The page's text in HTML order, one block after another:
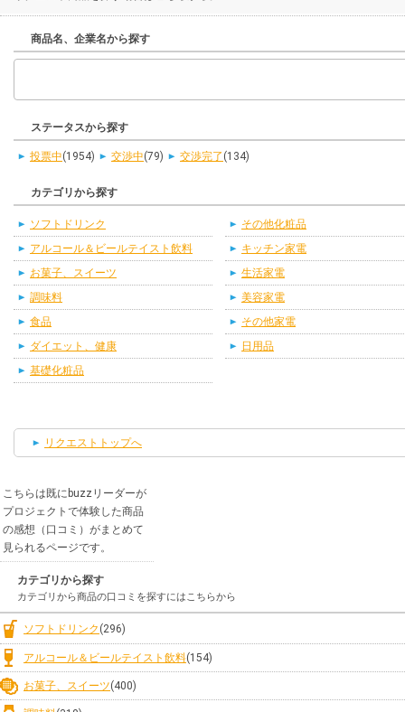
商品名、企業名から探す
ステータスから探す
投票中(1954) 交渉中(79) 交渉完了 (134)
カテゴリから探す
ソフトドリンク
アルコール＆ビールテイスト飲料
お菓子、スイーツ
調味料
食品
ダイエット、健康
基礎化粧品
その他化粧品
キッチン家電
生活家電
美容家電
その他家電
日用品
リクエストトップへ
こちらは既にbuzzリーダーが
プロジェクトで体験した商品
の感想（口コミ）がまとめて
見られるページです。
カテゴリから探す
カテゴリから商品の口コミを探すにはこちらから
ソフトドリンク (296)
アルコール＆ビールテイスト飲料(154)
お菓子、スイーツ(400)